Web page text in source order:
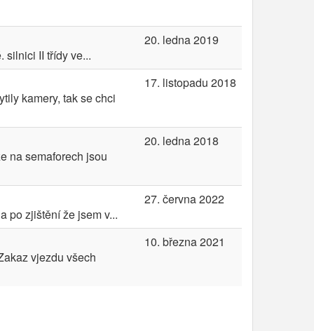
silnici II třídy ve...
20. ledna 2019
kamery, tak se chci
17. listopadu 2018
na semaforech jsou
20. ledna 2018
po zjištění že jsem v...
27. června 2022
vjezdu všech
10. března 2021